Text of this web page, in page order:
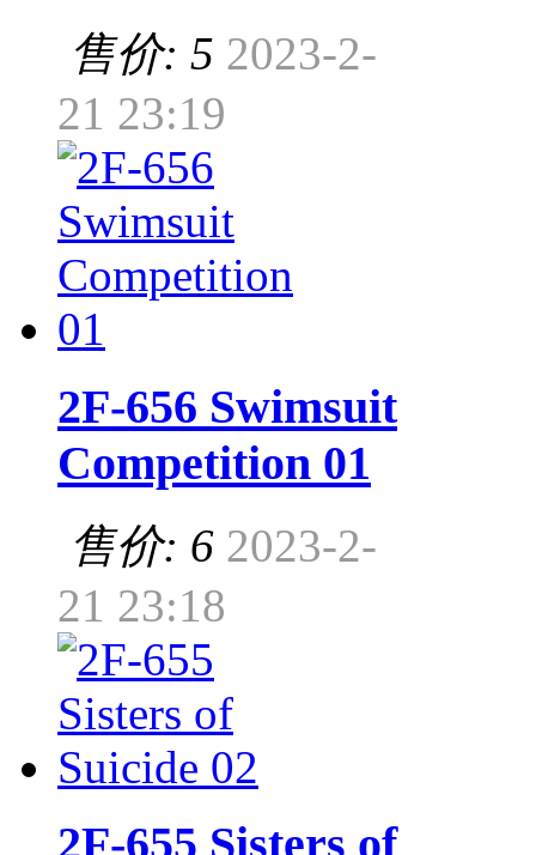
售价: 5 2023-2-
21 23:19
2F-656 Swimsuit
Competition 01
售价: 6 2023-2-
21 23:18
2F-655 Sisters of